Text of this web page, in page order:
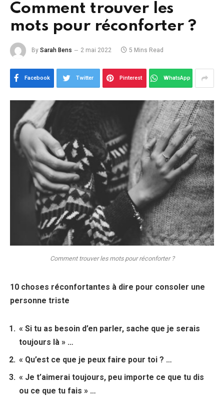
Comment trouver les
mots pour réconforter ?
By Sarah Bens 2 mai 2022 5 Mins Read
Facebook Twitter Pinterest WhatsApp
Comment trouver les mots pour réconforter ?
10 choses réconfortantes à dire pour consoler une
personne triste
« Si tu as besoin d’en parler, sache que je serais
toujours là » …
« Qu’est ce que je peux faire pour toi ? …
« Je t’aimerai toujours, peu importe ce que tu dis
ou ce que tu fais » …